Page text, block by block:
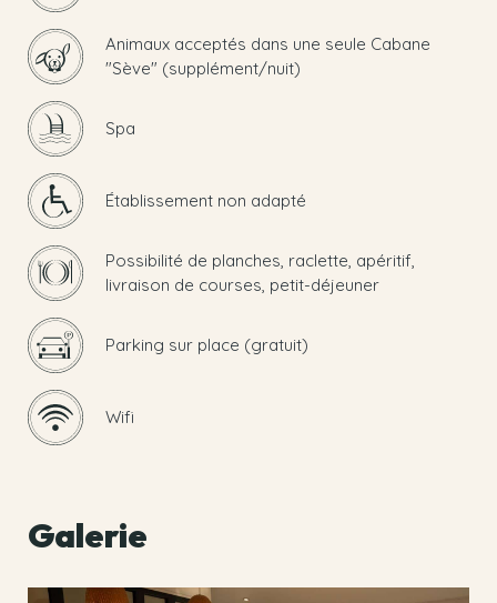
Animaux acceptés dans une seule Cabane
"Sève" (supplément/nuit)
Spa
Établissement non adapté
Possibilité de planches, raclette, apéritif,
livraison de courses, petit-déjeuner
Parking sur place (gratuit)
Wifi
Galerie